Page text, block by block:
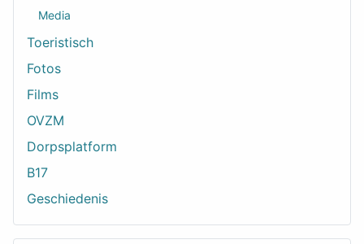
Media
Toeristisch
Fotos
Films
OVZM
Dorpsplatform
B17
Geschiedenis